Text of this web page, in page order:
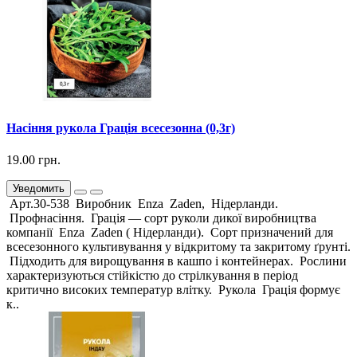
Насіння рукола Грація всесезонна (0,3г)
19.00 грн.
Уведомить
Арт.30-538 Виробник Enza Zaden, Нідерланди.
Профнасіння. Грація — сорт руколи дикої виробництва
компанії Enza Zaden ( Нідерланди). Сорт призначений для
всесезонного культивування у відкритому та закритому ґрунті.
Підходить для вирощування в кашпо і контейнерах. Рослини
характеризуються стійкістю до стрілкування в період
критично високих температур влітку. Рукола Грація формує
к..